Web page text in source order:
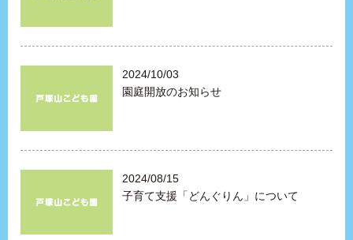
2024/10/03
園庭開放のお知らせ
2024/08/15
子育て支援「どんぐりん」について